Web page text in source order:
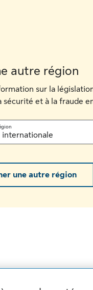
autre région
sur la
sécurité et à la fraude
internationale
une autre région